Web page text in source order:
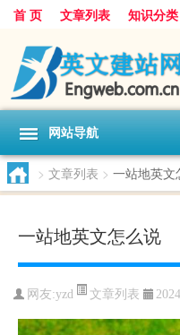
首 页 文章列表 知识分类
网站导航
> 文章列表 > 一站地英文
一站地英文怎么说
网友:yzd 文章列表